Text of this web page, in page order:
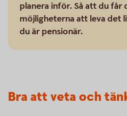
planera inför. Så att du får
möjligheterna att leva det
du är pensionär.
Bra att veta och